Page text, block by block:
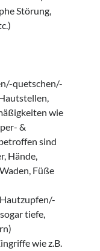
Störung,
quetschen/-
wie
&
sind
Hände,
Füße
tiefe,
wie z.B.